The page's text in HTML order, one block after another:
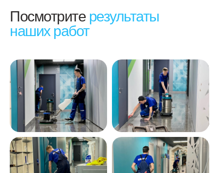
Посмотрите результаты
наших работ